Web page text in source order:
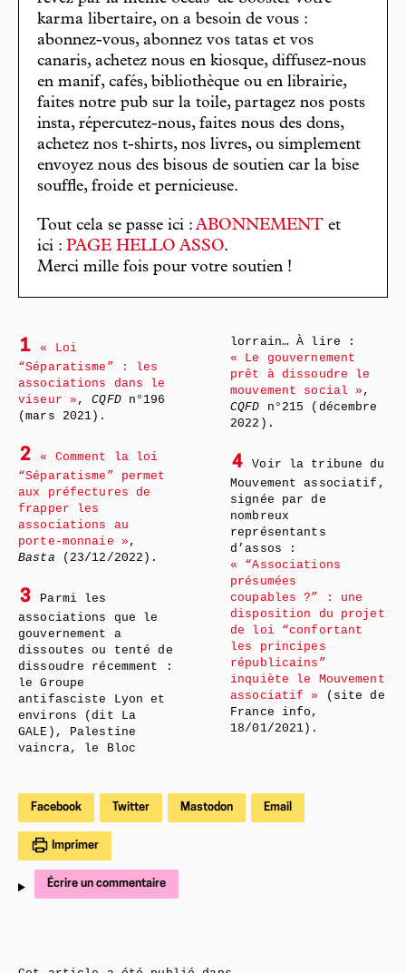
karma libertaire, on a besoin de vous :
abonnez-vous, abonnez vos tatas et vos
canaris, achetez nous en kiosque, diffusez-nous
en manif, cafés, bibliothèque ou en librairie,
faites notre pub sur la toile, partagez nos posts
insta, répercutez-nous, faites nous des dons,
achetez nos t-shirts, nos livres, ou simplement
envoyez nous des bisous de soutien car la bise
souffle, froide et pernicieuse.
Tout cela se passe ici : ABONNEMENT et
ici : PAGE HELLO ASSO.
Merci mille fois pour votre soutien !
1
« Loi
“Séparatisme” : les
associations dans le
viseur » ,CQFDn°196
(mars 2021).
2
« Comment la loi
“Séparatisme” permet
aux préfectures de
frapper les
associations au
porte-monnaie » ,
Basta (23/12/2022).
3
Parmi les
associations que le
gouvernement a
dissoutes ou tenté de
dissoudre récemment :
le Groupe
antifasciste Lyon et
environs (dit La
GALE), Palestine
vaincra, le Bloc
lorrain… À lire :
« Le gouvernement
prêt à dissoudre le
mouvement social » ,
CQFD n°215 (décembre
2022).
4
Voir la tribune du
Mouvement associatif,
signée par de
nombreux
représentants
d’assos :
« “Associations
présumées
coupables ?” : une
disposition du projet
de loi “confortant
les principes
républicains”
inquiète le Mouvement
associatif »
(site de
France info,
18/01/2021).
Facebook Twitter Mastodon Email
Imprimer
Écrire un commentaire